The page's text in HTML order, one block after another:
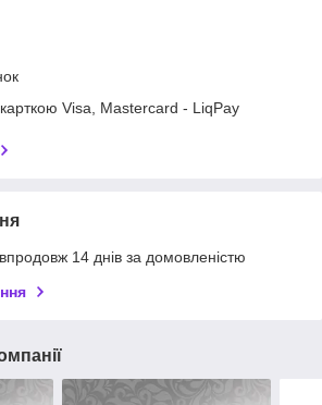
Visa, Mastercard - LiqPay
14 днів за домовленістю